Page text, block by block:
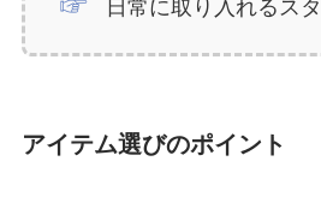
日常に取り入れるス
アイテム選びのポイント